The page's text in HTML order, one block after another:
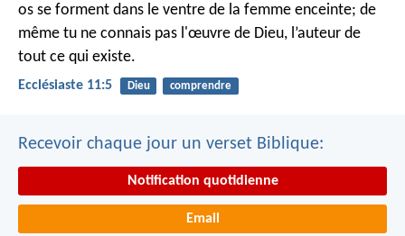
os se forment dans le ventre de la femme enceinte; de
même tu ne connais pas l'œuvre de Dieu, l’auteur de
tout ce qui existe.
Ecclésiaste 11:5 Dieu comprendre
Recevoir chaque jour un verset Biblique:
Notification quotidienne
Email